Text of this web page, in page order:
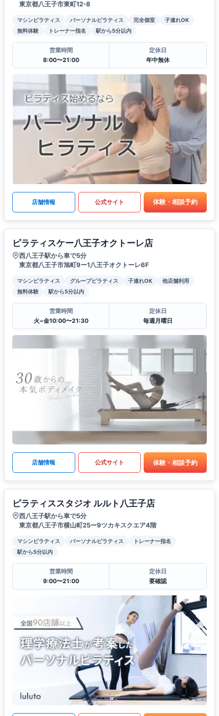
東京都八王子市東町12-8
マシンピラティス パーソナルピラティス 完全個室
子連れOK
無料体験
トレーナー指名 駅から5分以内
営業時間
8:00〜21:00
定休日
年中無休
店舗情報 公式サイト 体験・相談予約
ピラティスケー八王子オクトーレ店
西八王子駅から車で5分
東京都八王子市旭町9ー1八王子オクトーレ6F
マシンピラティス グループピラティス 子連れOK
他店舗利用
無料体験
駅から5分以内
営業時間
火~金10:00〜21:30
定休日
毎週月曜日
店舗情報 公式サイト 体験・相談予約
ピラティススタジオ ルルト八王子店
西八王子駅から車で5分
東京都八王子市横山町25ー9ツカキスクエア4階
マシンピラティス パーソナルピラティス
トレーナー指名
駅から5分以内
営業時間
9:00〜21:00
定休日
要確認